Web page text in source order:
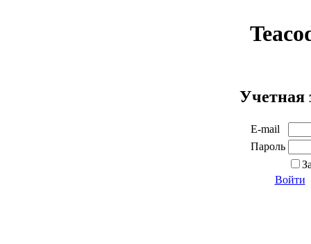
Учетная
E-mail
Пароль
Войти